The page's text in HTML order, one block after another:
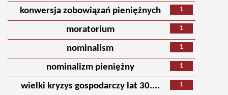
1
konwersja zobowiązań pieniężnych
1
moratorium
1
nominalism
1
nominalizm pieniężny
1
wielki kryzys gospodarczy lat 30....